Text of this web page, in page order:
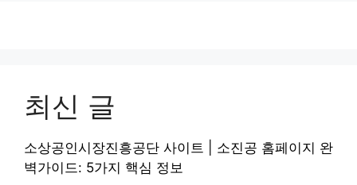
최신 글
소상공인시장진흥공단 사이트 | 소진공 홈페이지 완
벽가이드: 5가지 핵심 정보